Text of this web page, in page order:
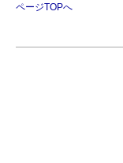
ページTOPへ